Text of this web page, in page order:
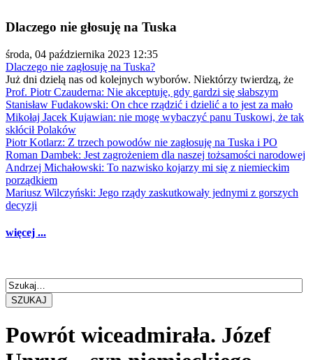
Dlaczego nie głosuję na Tuska
środa, 04 października 2023 12:35
Dlaczego nie zagłosuję na Tuska?
Już dni dzielą nas od kolejnych wyborów. Niektórzy twierdzą, że
Prof. Piotr Czauderna: Nie akceptuję, gdy gardzi się słabszym
Stanisław Fudakowski: On chce rządzić i dzielić a to jest za mało
Mikołaj Jacek Kujawian: nie mogę wybaczyć panu Tuskowi, że tak
skłócił Polaków
Piotr Kotlarz: Z trzech powodów nie zagłosuję na Tuska i PO
Roman Dambek: Jest zagrożeniem dla naszej tożsamości narodowej
Andrzej Michałowski: To nazwisko kojarzy mi się z niemieckim
porządkiem
Mariusz Wilczyński: Jego rządy zaskutkowały jednymi z gorszych
decyzji
więcej ...
SZUKAJ
Powrót wiceadmirała. Józef